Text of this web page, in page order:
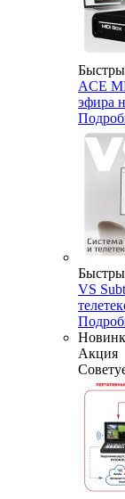
ACE
эфира
VS
Акция